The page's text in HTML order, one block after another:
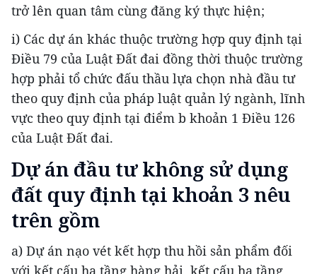
trở lên quan tâm cùng đăng ký thực hiện;
i) Các dự án khác thuộc trường hợp quy định tại
Điều 79 của Luật Đất đai đồng thời thuộc trường
hợp phải tổ chức đấu thầu lựa chọn nhà đầu tư
theo quy định của pháp luật quản lý ngành, lĩnh
vực theo quy định tại điểm b khoản 1 Điều 126
của Luật Đất đai.
Dự án đầu tư không sử dụng
đất quy định tại khoản 3 nêu
trên gồm
a) Dự án nạo vét kết hợp thu hồi sản phẩm đối
với kết cấu hạ tầng hàng hải, kết cấu hạ tầng